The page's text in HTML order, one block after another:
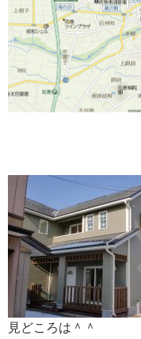
見どころは＾＾